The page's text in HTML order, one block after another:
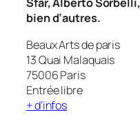
Sfar, Alberto
bien d’autres.
Beaux Arts de paris
13 Quai Malaquais
75006 Paris
Entrée libre
+ d’infos